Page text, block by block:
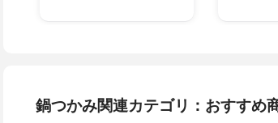
鍋つかみ関連カテゴリ：おすすめ